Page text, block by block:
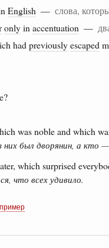
English — слова,
onlyin accentuation —
had previouslyescaped
was noble and which
был дворянин, а кто —
which surprised
что всех удивило.